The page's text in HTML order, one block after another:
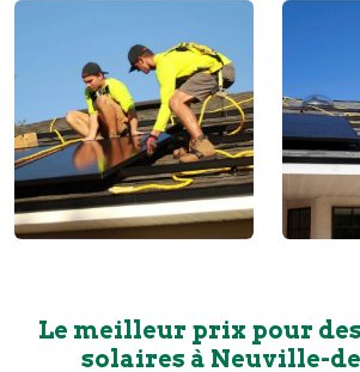
Le meilleur prix pour
solaires à Neuville-